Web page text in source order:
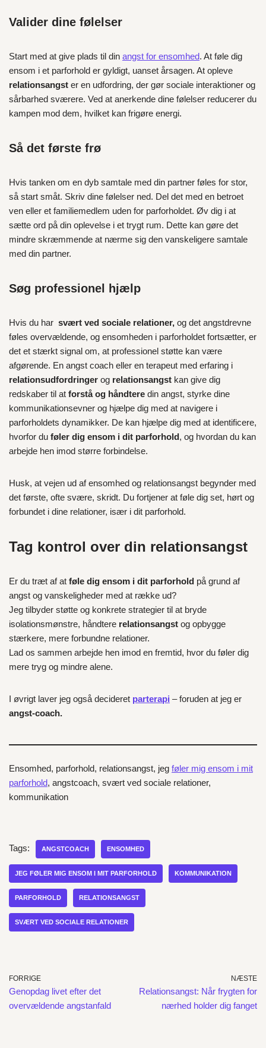
Valider dine følelser
Start med at give plads til din angst for ensomhed. At føle dig
ensom i et parforhold er gyldigt, uanset årsagen. At opleve
relationsangst er en udfordring, der gør sociale interaktioner og
sårbarhed sværere. Ved at anerkende dine følelser reducerer du
kampen mod dem, hvilket kan frigøre energi.
Så det første frø
Hvis tanken om en dyb samtale med din partner føles for stor,
så start småt. Skriv dine følelser ned. Del det med en betroet
ven eller et familiemedlem uden for parforholdet. Øv dig i at
sætte ord på din oplevelse i et trygt rum. Dette kan gøre det
mindre skræmmende at nærme sig den vanskeligere samtale
med din partner.
Søg professionel hjælp
Hvis du har svært ved sociale relationer, og det angstdrevne
føles overvældende, og ensomheden i parforholdet fortsætter, er
det et stærkt signal om, at professionel støtte kan være
afgørende. En angst coach eller en terapeut med erfaring i
relationsudfordringer og relationsangst kan give dig
redskaber til at forstå og håndtere din angst, styrke dine
kommunikationsevner og hjælpe dig med at navigere i
parforholdets dynamikker. De kan hjælpe dig med at identificere,
hvorfor du føler dig ensom i dit parforhold, og hvordan du kan
arbejde hen imod større forbindelse.
Husk, at vejen ud af ensomhed og relationsangst begynder med
det første, ofte svære, skridt. Du fortjener at føle dig set, hørt og
forbundet i dine relationer, især i dit parforhold.
Tag kontrol over din relationsangst
Er du træt af at føle dig ensom i dit parforhold på grund af
angst og vanskeligheder med at række ud?
Jeg tilbyder støtte og konkrete strategier til at bryde
isolationsmønstre, håndtere relationsangst og opbygge
stærkere, mere forbundne relationer.
Lad os sammen arbejde hen imod en fremtid, hvor du føler dig
mere tryg og mindre alene.
I øvrigt laver jeg også decideret parterapi – foruden at jeg er
angst-coach.
Ensomhed, parforhold, relationsangst, jeg føler mig ensom i mit
parforhold, angstcoach, svært ved sociale relationer,
kommunikation
Tags: ANGSTCOACH ENSOMHED
JEG FØLER MIG ENSOM I MIT PARFORHOLD KOMMUNIKATION
PARFORHOLD RELATIONSANGST
SVÆRT VED SOCIALE RELATIONER
FORRIGE
Genopdag livet efter det
overvældende angstanfald
NÆSTE
Relationsangst: Når frygten for
nærhed holder dig fanget